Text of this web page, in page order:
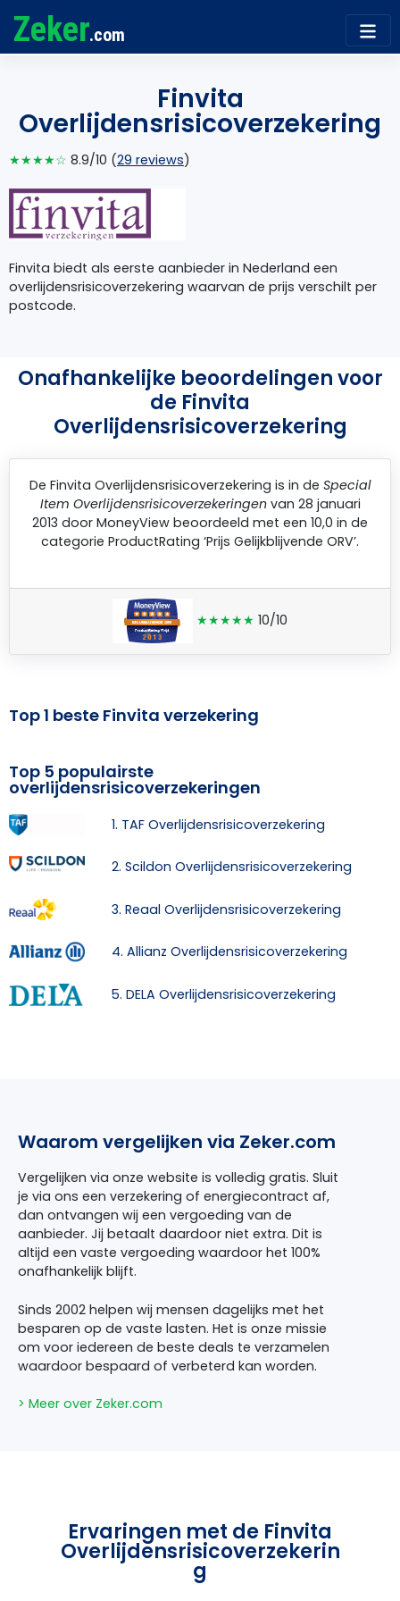
Zeker.com
Finvita
Overlijdensrisicoverzekering
★★★★☆ 8.9/10 (29 reviews)
Finvita biedt als eerste aanbieder in Nederland een
overlijdensrisicoverzekering waarvan de prijs verschilt per
postcode.
Onafhankelijke beoordelingen voor
de Finvita
Overlijdensrisicoverzekering
De Finvita Overlijdensrisicoverzekering is in de Special
Item Overlijdensrisicoverzekeringenvan 28 januari
2013 door MoneyView beoordeeld met een 10,0 in de
categorie ProductRating ‘Prijs Gelijkblijvende ORV’.
★★★★★ 10/10
Top 1 beste Finvita verzekering
Top 5 populairste
overlijdensrisicoverzekeringen
1. TAF Overlijdensrisicoverzekering
2. Scildon Overlijdensrisicoverzekering
3. Reaal Overlijdensrisicoverzekering
4. Allianz Overlijdensrisicoverzekering
5. DELA Overlijdensrisicoverzekering
Waarom vergelijken via Zeker.com
Vergelijken via onze website is volledig gratis. Sluit
je via ons een verzekering of energiecontract af,
dan ontvangen wij een vergoeding van de
aanbieder. Jij betaalt daardoor niet extra. Dit is
altijd een vaste vergoeding waardoor het 100%
onafhankelijk blijft.
Sinds 2002 helpen wij mensen dagelijks met het
besparen op de vaste lasten. Het is onze missie
om voor iedereen de beste deals te verzamelen
waardoor bespaard of verbeterd kan worden.
> Meer over Zeker.com
Ervaringen met de Finvita
Overlijdensrisicoverzekerin
g